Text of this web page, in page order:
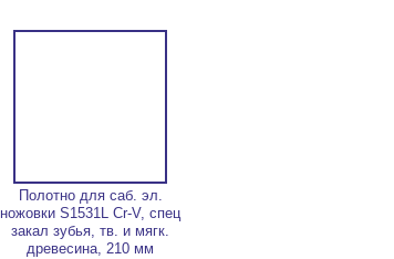
Полотно для саб. эл.
ножовки S1531L Cr-V, спец
закал зубья, тв. и мягк.
древесина, 210 мм